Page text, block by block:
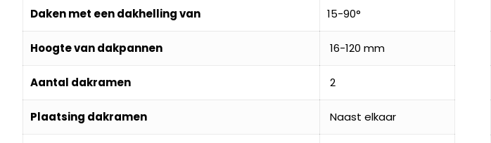
Daken met een dakhelling van 15-90°
Hoogte van dakpannen 16-120 mm
Aantal dakramen 2
Plaatsing dakramen Naast elkaar